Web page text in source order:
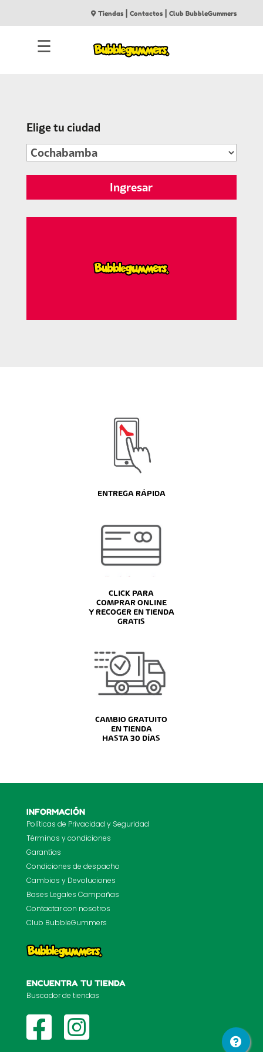
Tiendas |Contactos |Club BubbleGummers
☰
Elige tu ciudad
Ingresar
ENTREGA RÁPIDA
CLICK PARA
COMPRAR ONLINE
Y RECOGER EN TIENDA
GRATIS
CAMBIO GRATUITO
EN TIENDA
HASTA 30 DÍAS
INFORMACIÓN
Políticas de Privacidad y Seguridad
Términos y condiciones
Garantías
Condiciones de despacho
Cambios y Devoluciones
Bases Legales Campañas
Contactar con nosotros
Club BubbleGummers
ENCUENTRA TU TIENDA
Buscador de tiendas